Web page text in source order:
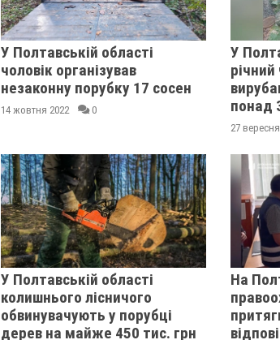
У Полтавській області
чоловік організував
незаконну порубку 17 сосен
14 жовтня 2022 0
У
понад
27
У Полтавській області
колишнього лісничого
обвинувачують у порубці
дерев на майже 450 тис. грн
На